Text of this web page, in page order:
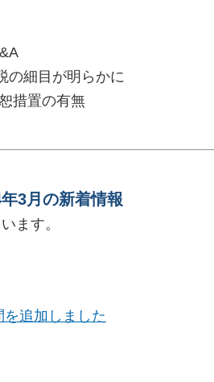
の細目が明らかに
措置の有無
3月の新着情報
ます。
追加しました